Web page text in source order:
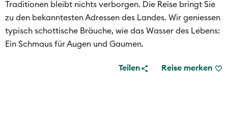
Traditionen bleibt nichts verborgen. Die Reise bringt Sie
zu den bekanntesten Adressen des Landes. Wir geniessen
typisch schottische Bräuche, wie das Wasser des Lebens:
Ein Schmaus für Augen und Gaumen.
Reise merken
Teilen